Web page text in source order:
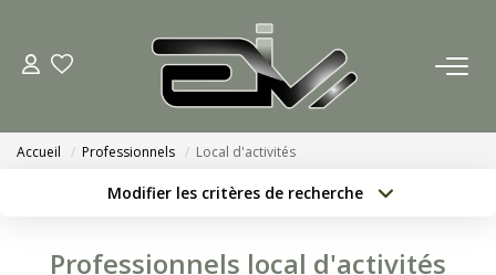
ACCUEIL
Nos Actualités
Accueil Professionnels Local d'activités
Modifier les critères de recherche
Professionnels local d'activités